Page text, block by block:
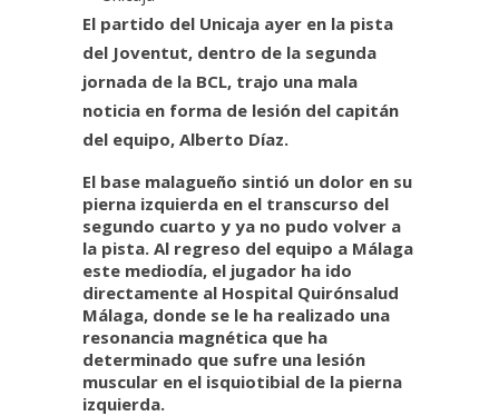
El partido del Unicaja ayer en la pista
del Joventut, dentro de la segunda
jornada de la BCL, trajo una mala
noticia en forma de lesión del capitán
del equipo, Alberto Díaz.
El base malagueño sintió un dolor en su
pierna izquierda en el transcurso del
segundo cuarto y ya no pudo volver a
la pista. Al regreso del equipo a Málaga
este mediodía, el jugador ha ido
directamente al Hospital Quirónsalud
Málaga, donde se le ha realizado una
resonancia magnética que ha
determinado que sufre una lesión
muscular en el isquiotibial de la pierna
izquierda.